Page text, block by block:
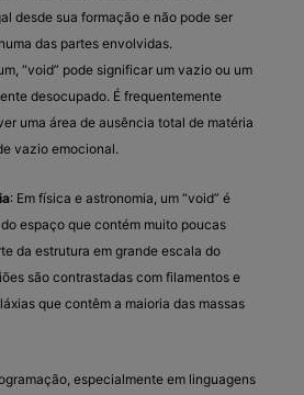
desde sua formação e não pode ser
das partes envolvidas.
“void” pode significar um vazio ou um
desocupado. É frequentemente
uma área de ausência total de matéria
vazio emocional.
: Em física e astronomia, um “void” é
espaço que contém muito poucas
da estrutura em grande escala do
são contrastadas com filamentos e
que contêm a maioria das massas
especialmente em linguagens